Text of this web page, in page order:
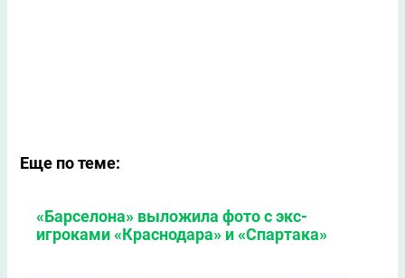
Еще по теме:
«Барселона» выложила фото с экс-
игроками «Краснодара» и «Спартака»